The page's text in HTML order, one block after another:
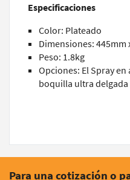
Especificaciones
Color: Plateado
Dimensiones: 445mm
Peso: 1.8kg
Opciones: El Spray
boquilla ultra delgada
Para una cotización o